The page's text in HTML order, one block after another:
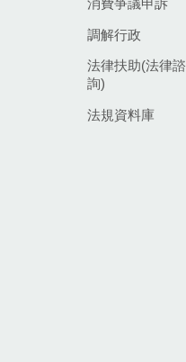
消費爭議申訴
調解行政
法律扶助(法律諮
詢)
法規資料庫